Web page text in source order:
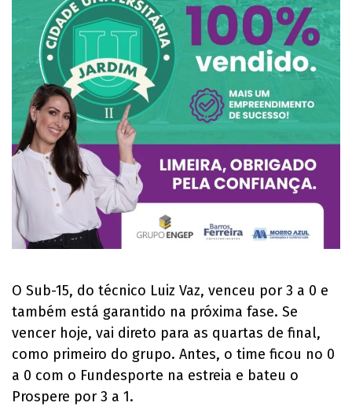
O Sub-15, do técnico Luiz Vaz, venceu por 3 a 0 e
também está garantido na próxima fase. Se
vencer hoje, vai direto para as quartas de final,
como primeiro do grupo. Antes, o time ficou no 0
a 0 com o Fundesporte na estreia e bateu o
Prospere por 3 a 1.